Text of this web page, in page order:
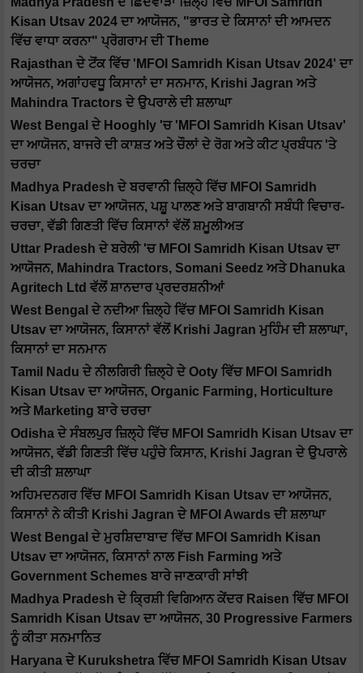
Kisan Utsav 2024 ਦਾ ਆਯੋਜਨ, "ਭਾਰਤ ਦੇ ਕਿਸਾਨਾਂ ਦੀ ਆਮਦਨ
ਵਿੱਚ ਵਾਧਾ ਕਰਨਾ" ਪ੍ਰੋਗਰਾਮ ਦੀ Theme
Rajasthan ਦੇ ਟੋਂਕ ਵਿੱਚ 'MFOI Samridh Kisan Utsav 2024' ਦਾ
ਆਯੋਜਨ, ਅਗਾਂਹਵਧੂ ਕਿਸਾਨਾਂ ਦਾ ਸਨਮਾਨ, Krishi Jagran ਅਤੇ
Mahindra Tractors ਦੇ ਉਪਰਾਲੇ ਦੀ ਸ਼ਲਾਘਾ
West Bengal ਦੇ Hooghly 'ਚ 'MFOI Samridh Kisan Utsav'
ਦਾ ਆਯੋਜਨ, ਬਾਜਰੇ ਦੀ ਕਾਸ਼ਤ ਅਤੇ ਚੌਲਾਂ ਦੇ ਰੋਗ ਅਤੇ ਕੀਟ ਪ੍ਰਬੰਧਨ 'ਤੇ
ਚਰਚਾ
Madhya Pradesh ਦੇ ਬਰਵਾਨੀ ਜ਼ਿਲ੍ਹੇ ਵਿੱਚ MFOI Samridh
Kisan Utsav ਦਾ ਆਯੋਜਨ, ਪਸ਼ੂ ਪਾਲਣ ਅਤੇ ਬਾਗਬਾਨੀ ਸਬੰਧੀ ਵਿਚਾਰ-
ਚਰਚਾ, ਵੱਡੀ ਗਿਣਤੀ ਵਿੱਚ ਕਿਸਾਨਾਂ ਵੱਲੋਂ ਸ਼ਮੂਲੀਅਤ
Uttar Pradesh ਦੇ ਬਰੇਲੀ 'ਚ MFOI Samridh Kisan Utsav ਦਾ
ਆਯੋਜਨ, Mahindra Tractors, Somani Seedz ਅਤੇ Dhanuka
Agritech Ltd ਵੱਲੋਂ ਸ਼ਾਨਦਾਰ ਪ੍ਰਦਰਸ਼ਨੀਆਂ
West Bengal ਦੇ ਨਦੀਆ ਜ਼ਿਲ੍ਹੇ ਵਿੱਚ MFOI Samridh Kisan
Utsav ਦਾ ਆਯੋਜਨ, ਕਿਸਾਨਾਂ ਵੱਲੋਂ Krishi Jagran ਮੁਹਿੰਮ ਦੀ ਸ਼ਲਾਘਾ,
ਕਿਸਾਨਾਂ ਦਾ ਸਨਮਾਨ
Tamil Nadu ਦੇ ਨੀਲਗਿਰੀ ਜ਼ਿਲ੍ਹੇ ਦੇ Ooty ਵਿੱਚ MFOI Samridh
Kisan Utsav ਦਾ ਆਯੋਜਨ, Organic Farming, Horticulture
ਅਤੇ Marketing ਬਾਰੇ ਚਰਚਾ
Odisha ਦੇ ਸੰਬਲਪੁਰ ਜ਼ਿਲ੍ਹੇ ਵਿੱਚ MFOI Samridh Kisan Utsav ਦਾ
ਆਯੋਜਨ, ਵੱਡੀ ਗਿਣਤੀ ਵਿੱਚ ਪਹੁੰਚੇ ਕਿਸਾਨ, Krishi Jagran ਦੇ ਉਪਰਾਲੇ
ਦੀ ਕੀਤੀ ਸ਼ਲਾਘਾ
ਅਹਿਮਦਨਗਰ ਵਿੱਚ MFOI Samridh Kisan Utsav ਦਾ ਆਯੋਜਨ,
ਕਿਸਾਨਾਂ ਨੇ ਕੀਤੀ Krishi Jagran ਦੇ MFOI Awards ਦੀ ਸ਼ਲਾਘਾ
West Bengal ਦੇ ਮੁਰਸ਼ਿਦਾਬਾਦ ਵਿੱਚ MFOI Samridh Kisan
Utsav ਦਾ ਆਯੋਜਨ, ਕਿਸਾਨਾਂ ਨਾਲ Fish Farming ਅਤੇ
Government Schemes ਬਾਰੇ ਜਾਣਕਾਰੀ ਸਾਂਝੀ
Madhya Pradesh ਦੇ ਕ੍ਰਿਸ਼ੀ ਵਿਗਿਆਨ ਕੇਂਦਰ Raisen ਵਿੱਚ MFOI
Samridh Kisan Utsav ਦਾ ਆਯੋਜਨ, 30 Progressive Farmers
ਨੂੰ ਕੀਤਾ ਸਨਮਾਨਿਤ
Haryana ਦੇ Kurukshetra ਵਿੱਚ MFOI Samridh Kisan Utsav